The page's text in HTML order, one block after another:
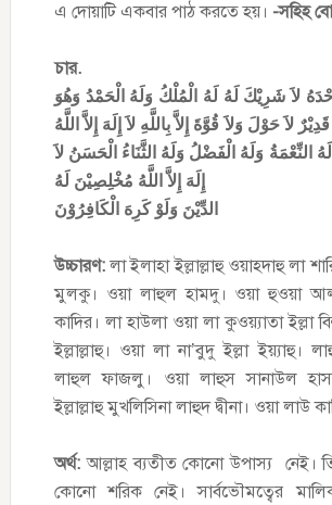
এ দোয়াটি একবার পাঠ করতে হয়। -সহিহ
চার.
وَحْدَهُ لاَ شَرِيْكَ لَهُ لَهُ الْمُلْكُ وَلَهُ الْحَمْدُ وَهُوَ
لاَ حَوْلَ وَلاَ قُوَّةَ إِلاَّ بِاللَّهِ لاَ إِلَهَ إِلاَّ اللَّهُ
لَهُ النِّعْمَةُ وَلَهُ الْفَضْلُ وَلَهُ الثَّنَاءُ الْحَسَنُ لاَ
إِلَهَ إِلاَّ اللَّهُ مُخْلِصِيْنَ لَهُ
الدِّيْنَ وَلَوْ كَرِهَ الْكَافِرُوْنَ
উচ্চারণ:লা ইলাহা ইল্লাল্লাহু ওয়াহদাহু লা
মুলকু। ওয়া লাহুল হামদু। ওয়া হুওয়া
কাদির। লা হাউলা ওয়া লা কুওয়্যাতা ইল্লা
ইল্লাল্লাহু। ওয়া লা না’বুদু ইল্লা ইয়্যাহু।
লাহুল ফাজলু। ওয়া লাহুস সানাউল
ইল্লাল্লাহু মুখলিসিনা লাহুদ দ্বীনা। ওয়া লাউ
অর্থ:আল্লাহ ব্যতীত কোনো উপাস্য নেই।
কোনো শরিক নেই। সার্বভৌমত্বের